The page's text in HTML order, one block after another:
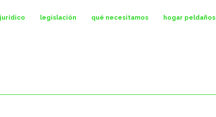
legislación qué necesitamos hogar peldaños